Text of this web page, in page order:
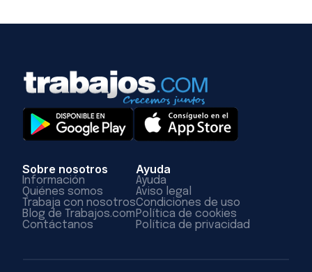
Sobre nosotros
Información
Quiénes somos
Trabaja con nosotros
Blog de Trabajos.com
Contáctanos
Ayuda
Ayuda
Aviso legal
Condiciones de uso
Política de cookies
Política de privacidad